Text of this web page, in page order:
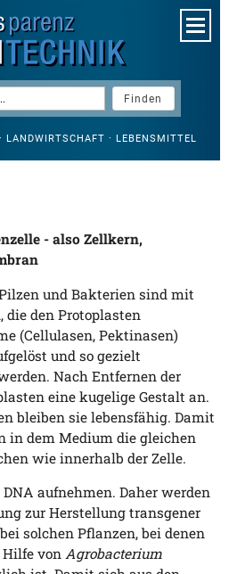
LANDWIRTSCHAFT · LEBENSMITTEL
- also Zellkern,
und Bakterien sind mit
die den Protoplasten
(Cellulasen, Pektinasen)
und so gezielt
Nach Entfernen der
eine kugelige Gestalt an.
bleiben sie lebensfähig. Damit
in dem Medium die gleichen
wie innerhalb der Zelle.
aufnehmen. Daher werden
zur Herstellung transgener
solchen Pflanzen, bei denen
von Agrobacterium